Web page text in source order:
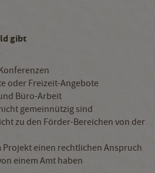
gibt
oder Freizeit-Angebote
Büro-Arbeit
gemeinnützig sind
zu den Förder-Bereichen von der
Projekt einen rechtlichen Anspruch
einem Amt haben